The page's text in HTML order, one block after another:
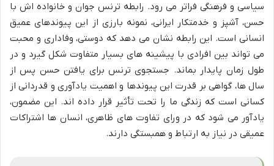
سیاسی و فرهنگی فراتر می رود. رابطه ترنس جوان و خانواده اش با
حسن، آشپز و خدمتکار ایرانی، نمونه بارزی از این پیوندهای عمیق
انسانی است. این رابطه نشان می دهد که دوستی، وفاداری و محبت
می تواند بین افرادی با پیشینه های بسیار متفاوت شکل گیرد و در
طول زمان پایدار بماند. جستجوی ترنس برای یافتن حسن پس از
سال ها، گواهی بر قدرت این پیوندها و اهمیت یادآوری و قدردانی از
کسانی است که زندگی ما را تحت تأثیر قرار داده اند. این مضمون،
یادآور می شود که در ورای تفاوت های ظاهری، انسان ها اشتراکات
عمیقی در نیاز به ارتباط و همبستگی دارند.